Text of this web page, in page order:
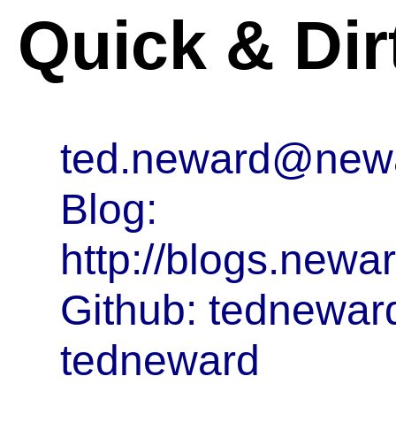
Quick &
Blog:
http://
Github:
tedneward